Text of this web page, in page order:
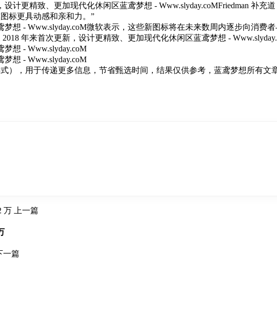
Friedman 补充
标更具动感和亲和力。”
微软表示，这些新图标将在未来数周内逐步向消费
，用于传递更多信息，节省甄选时间，结果仅供参考，蓝鸢梦想所有文
上一篇
一篇